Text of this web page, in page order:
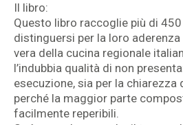
Il libro:
Questo libro raccoglie più di
distinguersi per la loro
vera della cucina regionale
l’indubbia qualità di non
esecuzione, sia per la chiarezza
perché la maggior parte
facilmente reperibili.